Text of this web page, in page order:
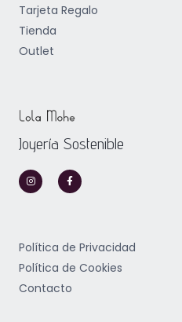
Tarjeta Regalo
Tienda
Outlet
Joyería Sostenible
n
s
t
m
a
c
e
f
Política de Privacidad
Política de Cookies
Contacto